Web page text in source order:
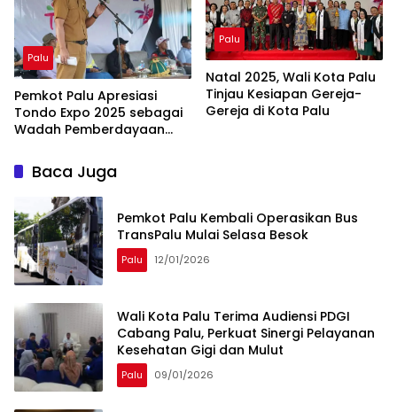
Palu
Pemkot Palu Apresiasi
Tondo Expo 2025 sebagai
Wadah Pemberdayaan
Palu
Natal 2025, Wali Kota Palu
Tinjau Kesiapan Gereja-
Gereja di Kota Palu
Baca Juga
Pemkot Palu Kembali Operasikan Bus
TransPalu Mulai Selasa Besok
Palu 12/01/2026
Wali Kota Palu Terima Audiensi PDGI
Cabang Palu, Perkuat Sinergi Pelayanan
Kesehatan Gigi dan Mulut
Palu 09/01/2026